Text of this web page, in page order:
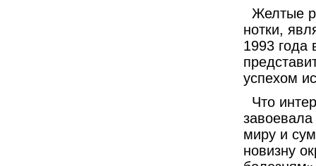
Желтые
нотки,
1993 года
успехом
Что
миру и
новизну